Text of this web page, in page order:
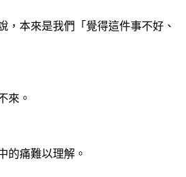
，本來是我們「覺得這件事不好、
來。
的痛難以理解。